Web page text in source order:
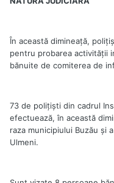
În această dimineaţă,
pentru probarea activităţii
bănuite de comiterea de
73 de poliţişti din cadrul
efectuează, în această
raza municipiului Buzău şi
Ulmeni.